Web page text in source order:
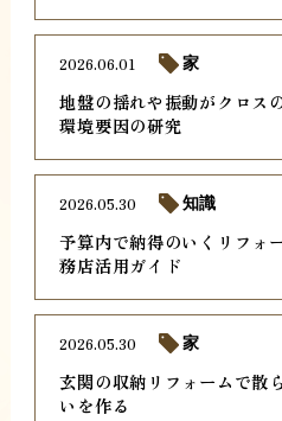
地盤の揺れや振動がクロス
環境要因の研究
2026.06.01 家
予算内で納得のいくリフォ
務店活用ガイド
2026.05.30 知識
玄関の収納リフォームで散
いを作る
2026.05.30 家